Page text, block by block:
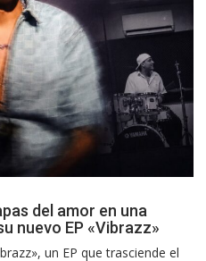
del amor en una
nuevo EP «Vibrazz»
un EP que trasciende el